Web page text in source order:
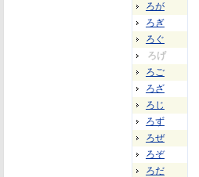
ろが
ろぎ
ろぐ
ろげ
ろご
ろざ
ろじ
ろず
ろぜ
ろぞ
ろだ